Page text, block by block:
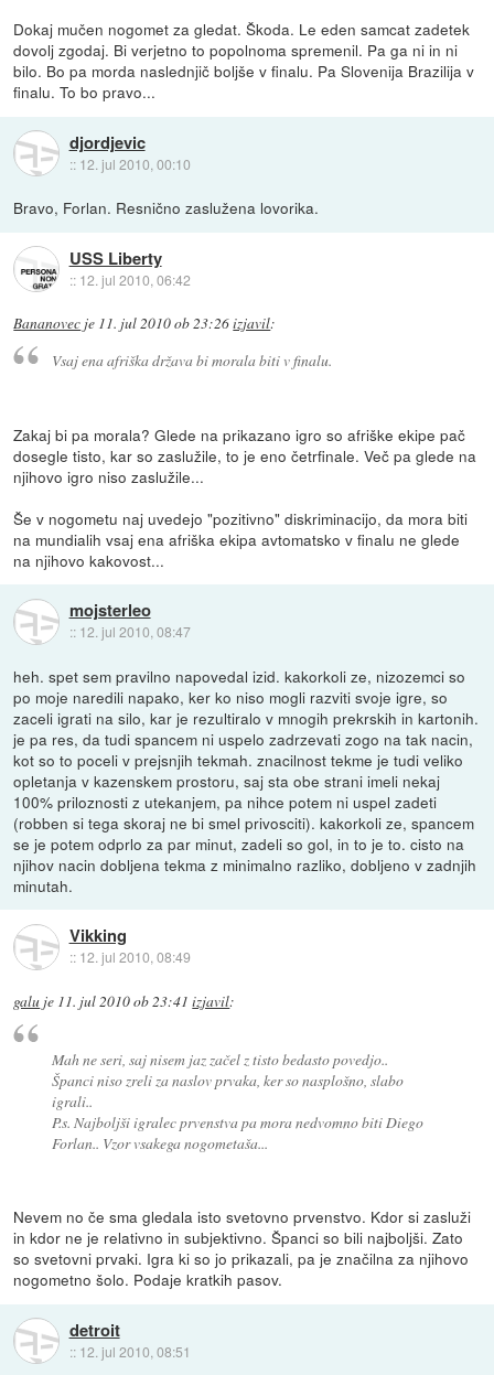
Dokaj mučen nogomet za gledat. Škoda. Le eden samcat zadetek
dovolj zgodaj. Bi verjetno to popolnoma spremenil. Pa ga ni in ni
bilo. Bo pa morda naslednjič boljše v finalu. Pa Slovenija Brazilija v
finalu. To bo pravo...
djordjevic
:: 12. jul 2010, 00:10
Bravo, Forlan. Resnično zaslužena lovorika.
USS Liberty
:: 12. jul 2010, 06:42
Bananovec je 11. jul 2010 ob 23:26izjavil:
Vsaj ena afriška država bi morala biti v finalu.
Zakaj bi pa morala? Glede na prikazano igro so afriške ekipe pač
dosegle tisto, kar so zaslužile, to je eno četrfinale. Več pa glede na
njihovo igro niso zaslužile...
Še v nogometu naj uvedejo "pozitivno" diskriminacijo, da mora biti
na mundialih vsaj ena afriška ekipa avtomatsko v finalu ne glede
na njihovo kakovost...
mojsterleo
:: 12. jul 2010, 08:47
heh. spet sem pravilno napovedal izid. kakorkoli ze, nizozemci so
po moje naredili napako, ker ko niso mogli razviti svoje igre, so
zaceli igrati na silo, kar je rezultiralo v mnogih prekrskih in kartonih.
je pa res, da tudi spancem ni uspelo zadrzevati zogo na tak nacin,
kot so to poceli v prejsnjih tekmah. znacilnost tekme je tudi veliko
opletanja v kazenskem prostoru, saj sta obe strani imeli nekaj
100% priloznosti z utekanjem, pa nihce potem ni uspel zadeti
(robben si tega skoraj ne bi smel privosciti). kakorkoli ze, spancem
se je potem odprlo za par minut, zadeli so gol, in to je to. cisto na
njihov nacin dobljena tekma z minimalno razliko, dobljeno v zadnjih
minutah.
Vikking
:: 12. jul 2010, 08:49
galu je 11. jul 2010 ob 23:41 izjavil:
Mah ne seri, saj nisem jaz začel z tisto bedasto povedjo..
Španci niso zreli za naslov prvaka, ker so nasplošno, slabo
igrali..
P.s. Najboljši igralec prvenstva pa mora nedvomno biti Diego
Forlan.. Vzor vsakega nogometaša...
Nevem no če sma gledala isto svetovno prvenstvo. Kdor si zasluži
in kdor ne je relativno in subjektivno. Španci so bili najboljši. Zato
so svetovni prvaki. Igra ki so jo prikazali, pa je značilna za njihovo
nogometno šolo. Podaje kratkih pasov.
detroit
:: 12. jul 2010, 08:51